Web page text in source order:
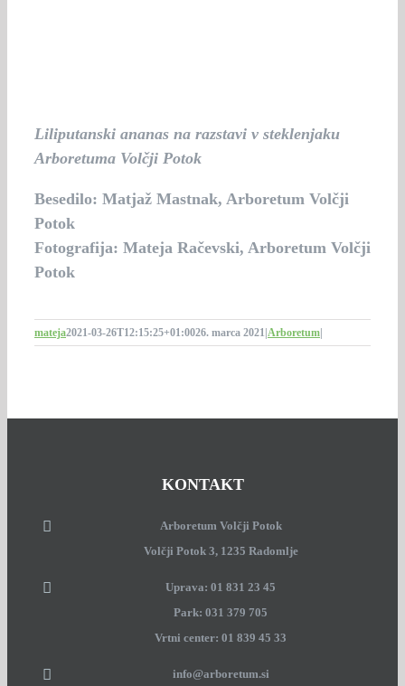
Liliputanski ananas na razstavi v steklenjaku
Arboretuma Volčji Potok
Besedilo: Matjaž Mastnak, Arboretum Volčji
Potok
Fotografija: Mateja Račevski, Arboretum Volčji
Potok
mateja2021-03-26T12:15:25+01:0026. marca 2021 Arboretum
KONTAKT
Arboretum Volčji Potok
Volčji Potok 3, 1235 Radomlje
Uprava: 01 831 23 45
Park: 031 379 705
Vrtni center: 01 839 45 33
info@arboretum.si